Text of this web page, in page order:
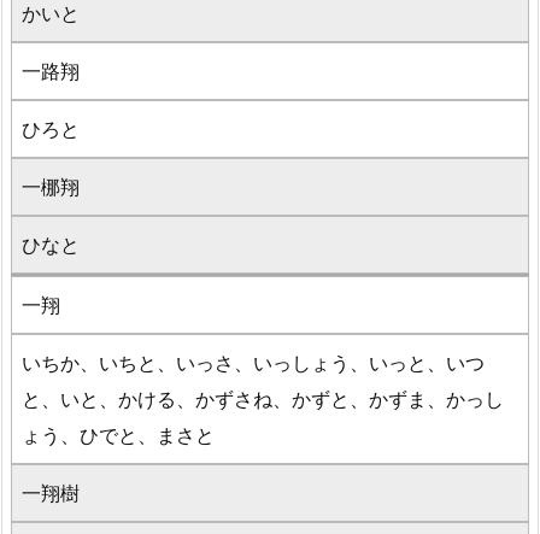
かいと
一路翔
ひろと
一梛翔
ひなと
一翔
いちか、いちと、いっさ、いっしょう、いっと、いつ
と、いと、かける、かずさね、かずと、かずま、かっし
ょう、ひでと、まさと
一翔樹